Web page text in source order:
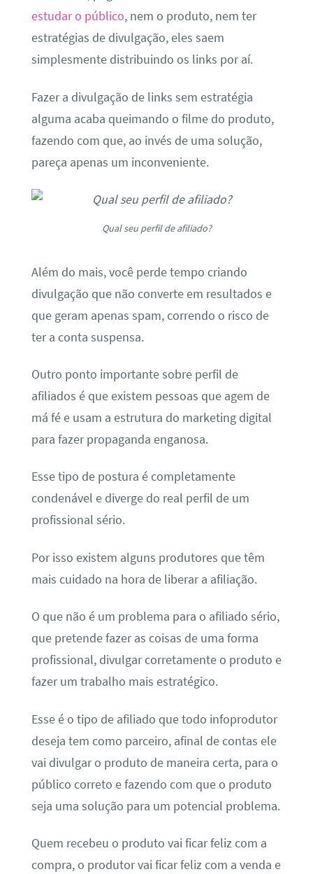
estudar o público, nem o produto, nem ter
estratégias de divulgação, eles saem
simplesmente distribuindo os links por aí.
Fazer a divulgação de links sem estratégia
alguma acaba queimando o filme do produto,
fazendo com que, ao invés de uma solução,
pareça apenas um inconveniente.
Qual seu perfil de afiliado?
Além do mais, você perde tempo criando
divulgação que não converte em resultados e
que geram apenas spam, correndo o risco de
ter a conta suspensa.
Outro ponto importante sobre perfil de
afiliados é que existem pessoas que agem de
má fé e usam a estrutura do marketing digital
para fazer propaganda enganosa.
Esse tipo de postura é completamente
condenável e diverge do real perfil de um
profissional sério.
Por isso existem alguns produtores que têm
mais cuidado na hora de liberar a afiliação.
O que não é um problema para o afiliado sério,
que pretende fazer as coisas de uma forma
profissional, divulgar corretamente o produto e
fazer um trabalho mais estratégico.
Esse é o tipo de afiliado que todo infoprodutor
deseja tem como parceiro, afinal de contas ele
vai divulgar o produto de maneira certa, para o
público correto e fazendo com que o produto
seja uma solução para um potencial problema.
Quem recebeu o produto vai ficar feliz com a
compra, o produtor vai ficar feliz com a venda e